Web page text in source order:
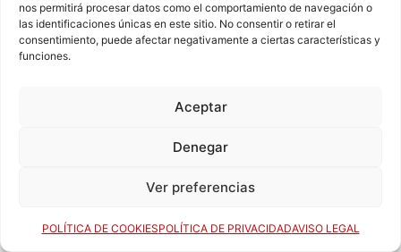
nos permitirá procesar datos como el comportamiento de navegación o
las identificaciones únicas en este sitio. No consentir o retirar el
consentimiento, puede afectar negativamente a ciertas características y
funciones.
Aceptar
Denegar
Ver preferencias
POLÍTICA DE COOKIESPOLÍTICA DE PRIVACIDADAVISO LEGAL
TEMPORADA 2014-15